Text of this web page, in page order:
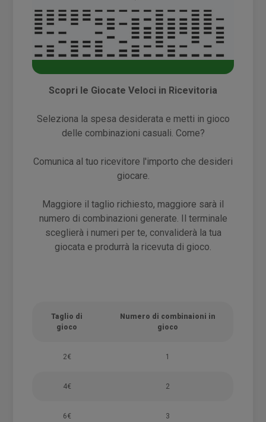
Scopri le Giocate Veloci in Ricevitoria​
Seleziona la spesa desiderata e metti in gioco
delle combinazioni casuali. Come?​
Comunica al tuo ricevitore l'importo che desideri
giocare.
Maggiore il taglio richiesto, maggiore sarà il
numero di combinazioni generate. Il terminale
sceglierà i numeri per te, convaliderà la tua
giocata e produrrà la ricevuta di gioco.
Taglio di
gioco
Numero di combinaioni in
gioco
2€ 1
4€ 2
6€ 3